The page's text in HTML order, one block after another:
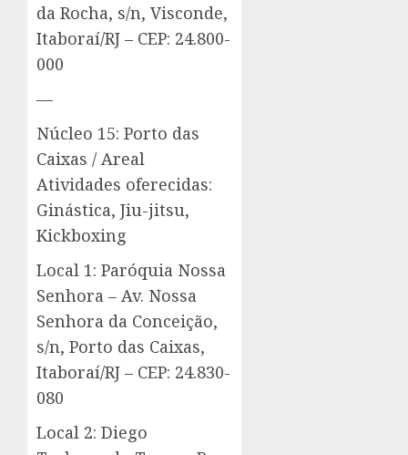
da Rocha, s/n, Visconde,
Itaboraí/RJ – CEP: 24.800-
000
—
Núcleo 15: Porto das
Caixas / Areal
Atividades oferecidas:
Ginástica, Jiu-jitsu,
Kickboxing
Local 1: Paróquia Nossa
Senhora – Av. Nossa
Senhora da Conceição,
s/n, Porto das Caixas,
Itaboraí/RJ – CEP: 24.830-
080
Local 2: Diego